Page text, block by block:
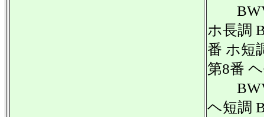
BWV
ホ長調
番 ホ短
第8番
BWV
ヘ短調